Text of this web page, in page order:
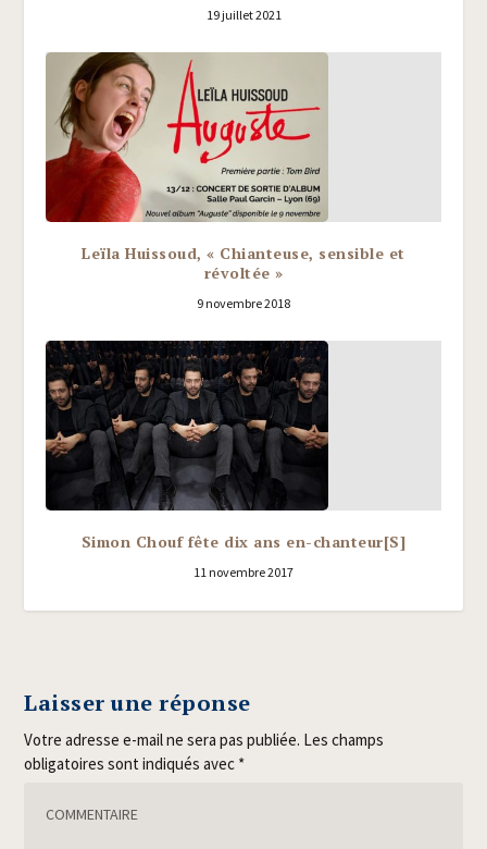
19 juillet 2021
Leïla Huissoud, « Chianteuse, sensible et
révoltée »
9 novembre 2018
Simon Chouf fête dix ans en-chanteur[S]
11 novembre 2017
Laisser une réponse
Votre adresse e-mail ne sera pas publiée. Les champs
obligatoires sont indiqués avec *